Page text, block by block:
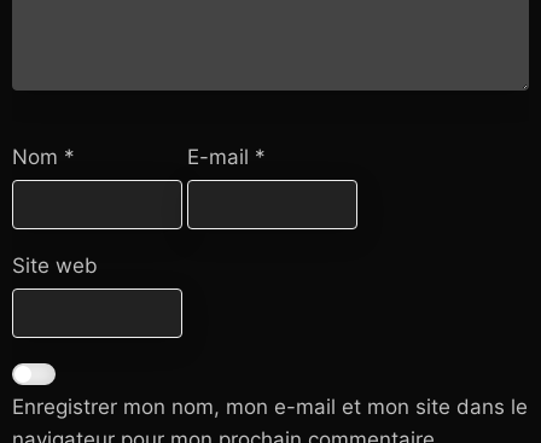
Nom * E-mail *
Site web
Enregistrer mon nom, mon e-mail et mon site dans le